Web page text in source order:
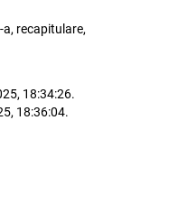
recapitulare,
18:34:26.
18:36:04.